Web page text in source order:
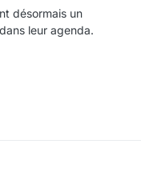
désormais un
leur agenda.